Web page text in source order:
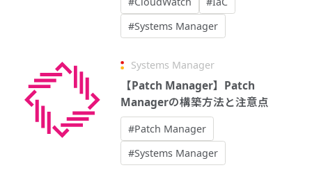
#Systems Manager
Systems Manager
【Patch Manager】Patch
Managerの構築方法と注意点
#Patch Manager
#Systems Manager